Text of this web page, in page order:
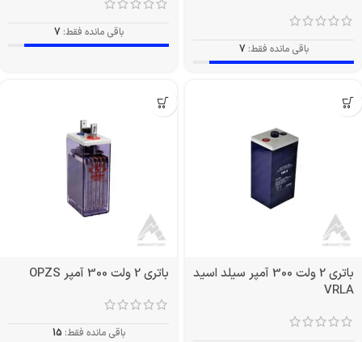
باقی مانده فقط: 7
باقی مانده فقط: 7
باتری 2 ولت 300 آمپر سیلد اسید
VRLA
باتری 2 ولت 300 آمپر OPZS
باقی مانده فقط: 15